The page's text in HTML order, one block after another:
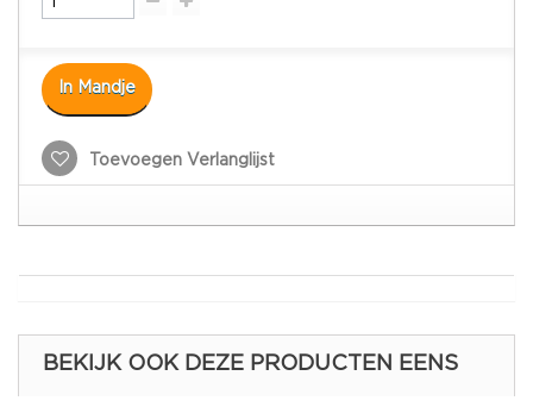
In Mandje
Toevoegen Verlanglijst
BEKIJK OOK DEZE PRODUCTEN EENS